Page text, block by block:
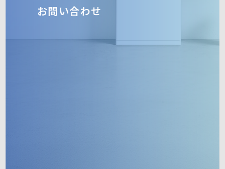
お問い合わせ